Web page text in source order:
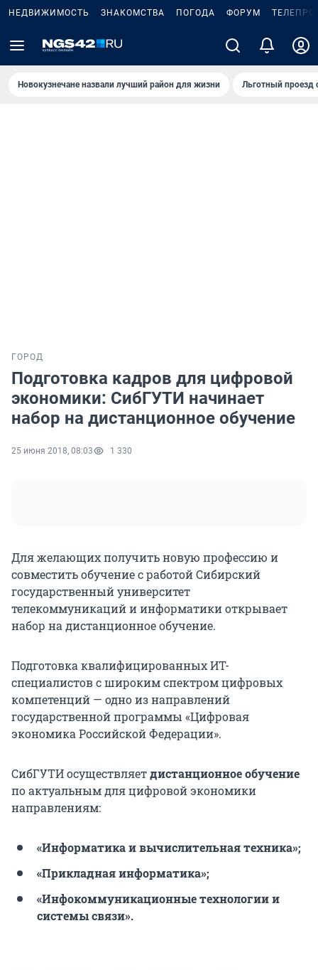
НЕДВИЖИМОСТЬ ЗНАКОМСТВА ПОГОДА ФОРУМ
Новокузнечане назвали лучший район для жизни Льготный проезд
ГОРОД
Подготовка кадров для цифровой
экономики: СибГУТИ начинает
набор на дистанционное обучение
25 июня 2018, 08:03 1 330
Для желающих получить новую профессию и
совместить обучение с работой Сибирский
государственный университет
телекоммуникаций и информатики открывает
набор на дистанционное обучение.
Подготовка квалифицированных ИТ-
специалистов с широким спектром цифровых
компетенций — одно из направлений
государственной программы «Цифровая
экономика Российской Федерации».
СибГУТИ осуществляетдистанционное обучение
по актуальным для цифровой экономики
направлениям:
«Информатика и вычислительная техника»;
«Прикладная информатика»;
«Инфокоммуникационные технологии и
системы связи».